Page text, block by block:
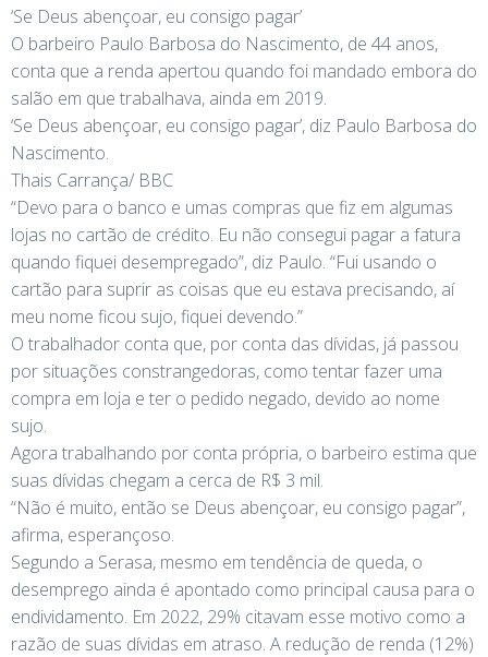
‘Se Deus abençoar, eu consigo pagar’
O barbeiro Paulo Barbosa do Nascimento, de 44 anos,
conta que a renda apertou quando foi mandado embora do
salão em que trabalhava, ainda em 2019.
‘Se Deus abençoar, eu consigo pagar’, diz Paulo Barbosa do
Nascimento.
Thais Carrança/ BBC
“Devo para o banco e umas compras que fiz em algumas
lojas no cartão de crédito. Eu não consegui pagar a fatura
quando fiquei desempregado”, diz Paulo. “Fui usando o
cartão para suprir as coisas que eu estava precisando, aí
meu nome ficou sujo, fiquei devendo.”
O trabalhador conta que, por conta das dívidas, já passou
por situações constrangedoras, como tentar fazer uma
compra em loja e ter o pedido negado, devido ao nome
sujo.
Agora trabalhando por conta própria, o barbeiro estima que
suas dívidas chegam a cerca de R$ 3 mil.
“Não é muito, então se Deus abençoar, eu consigo pagar”,
afirma, esperançoso.
Segundo a Serasa, mesmo em tendência de queda, o
desemprego ainda é apontado como principal causa para o
endividamento. Em 2022, 29% citavam esse motivo como a
razão de suas dívidas em atraso. A redução de renda (12%)